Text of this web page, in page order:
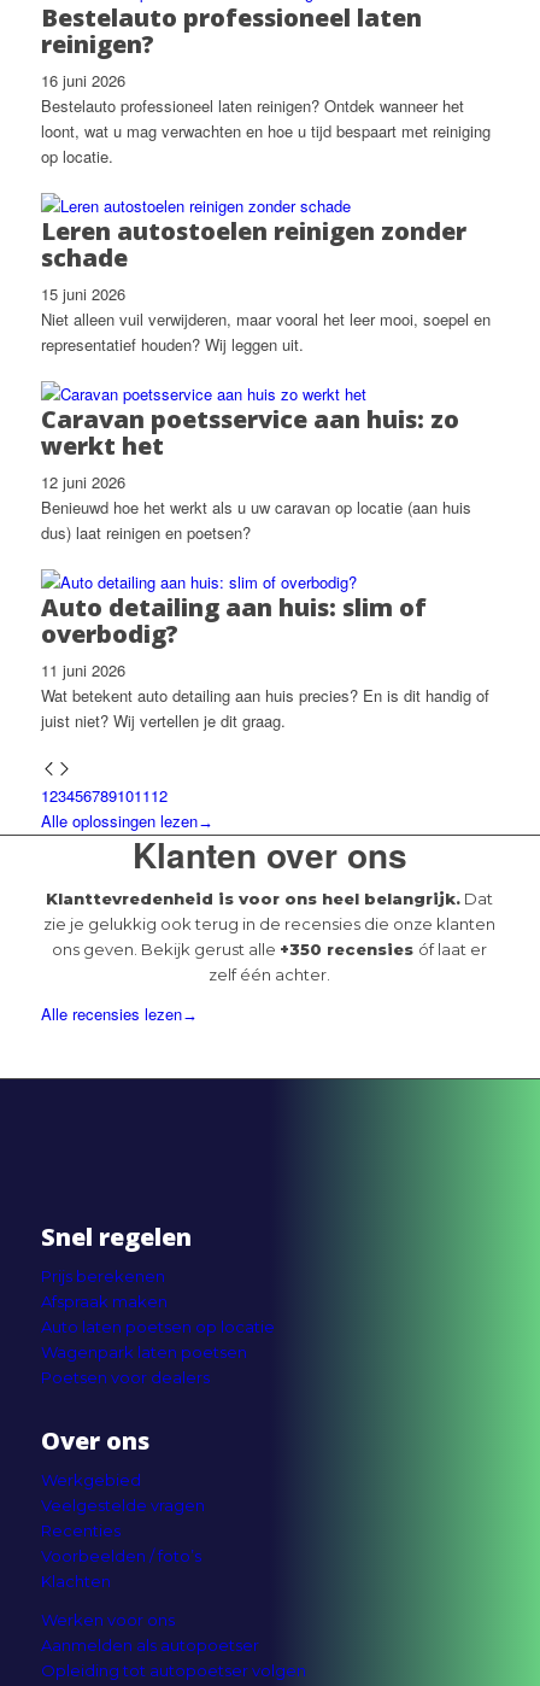
Bestelauto professioneel laten
reinigen?
16 juni 2026
Bestelauto professioneel laten reinigen? Ontdek wanneer het
loont, wat u mag verwachten en hoe u tijd bespaart met reiniging
op locatie.
Leren autostoelen reinigen zonder
schade
15 juni 2026
Niet alleen vuil verwijderen, maar vooral het leer mooi, soepel en
representatief houden? Wij leggen uit.
Caravan poetsservice aan huis: zo
werkt het
12 juni 2026
Benieuwd hoe het werkt als u uw caravan op locatie (aan huis
dus) laat reinigen en poetsen?
Auto detailing aan huis: slim of
overbodig?
11 juni 2026
Wat betekent auto detailing aan huis precies? En is dit handig of
juist niet? Wij vertellen je dit graag.
123456789101112
Alle oplossingen lezen
Klanten over ons
Klanttevredenheid is voor ons heel belangrijk. Dat
zie je gelukkig ook terug in de recensies die onze klanten
ons geven. Bekijk gerust alle +350 recensies óf laat er
zelf één achter.
Alle recensies lezen
Snel regelen
Prijs berekenen
Afspraak maken
Auto laten poetsen op locatie
Wagenpark laten poetsen
Poetsen voor dealers
Over ons
Werkgebied
Veelgestelde vragen
Recenties
Voorbeelden / foto’s
Klachten
Werken voor ons
Aanmelden als autopoetser
Opleiding tot autopoetser volgen